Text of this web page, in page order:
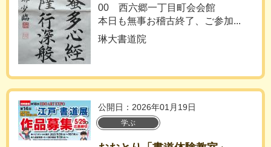
00 西六郷一丁目町会会館
本日も無事お稽古終了、ご参加...
琳大書道院
公開日：2026年01月19日
学ぶ